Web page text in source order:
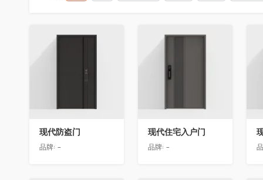
收藏
现代防盗门
品牌: -
收藏
现代住宅入户门
品牌: -